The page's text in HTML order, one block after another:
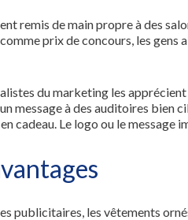
remis de main propre à des
prix de concours, les gens
du marketing les
message à des auditoires bien
cadeau. Le logo ou le message
publicitaires, les vêtements